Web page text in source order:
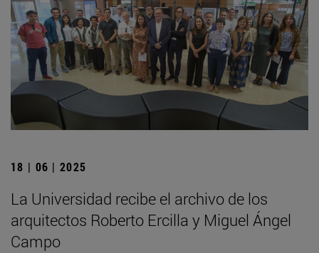
18 | 06 | 2025
La Universidad recibe el archivo de los
arquitectos Roberto Ercilla y Miguel Ángel
Campo